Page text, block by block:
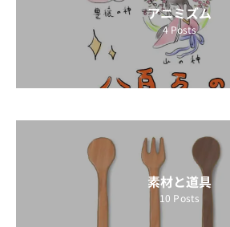
アニミズム
4 Posts
素材と道具
10 Posts